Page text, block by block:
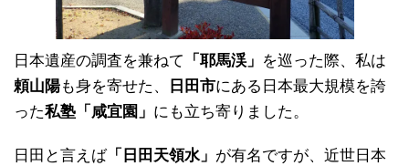
日本遺産の調査を兼ねて 「耶馬渓」 を巡った際、私は
頼山陽も身を寄せた、 日田市にある日本最大規模を誇
った私塾「咸宜園」 にも立ち寄りました。
日田と言えば「日田天領水」 が有名ですが、近世日本